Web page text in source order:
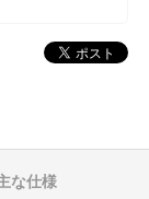
な仕様